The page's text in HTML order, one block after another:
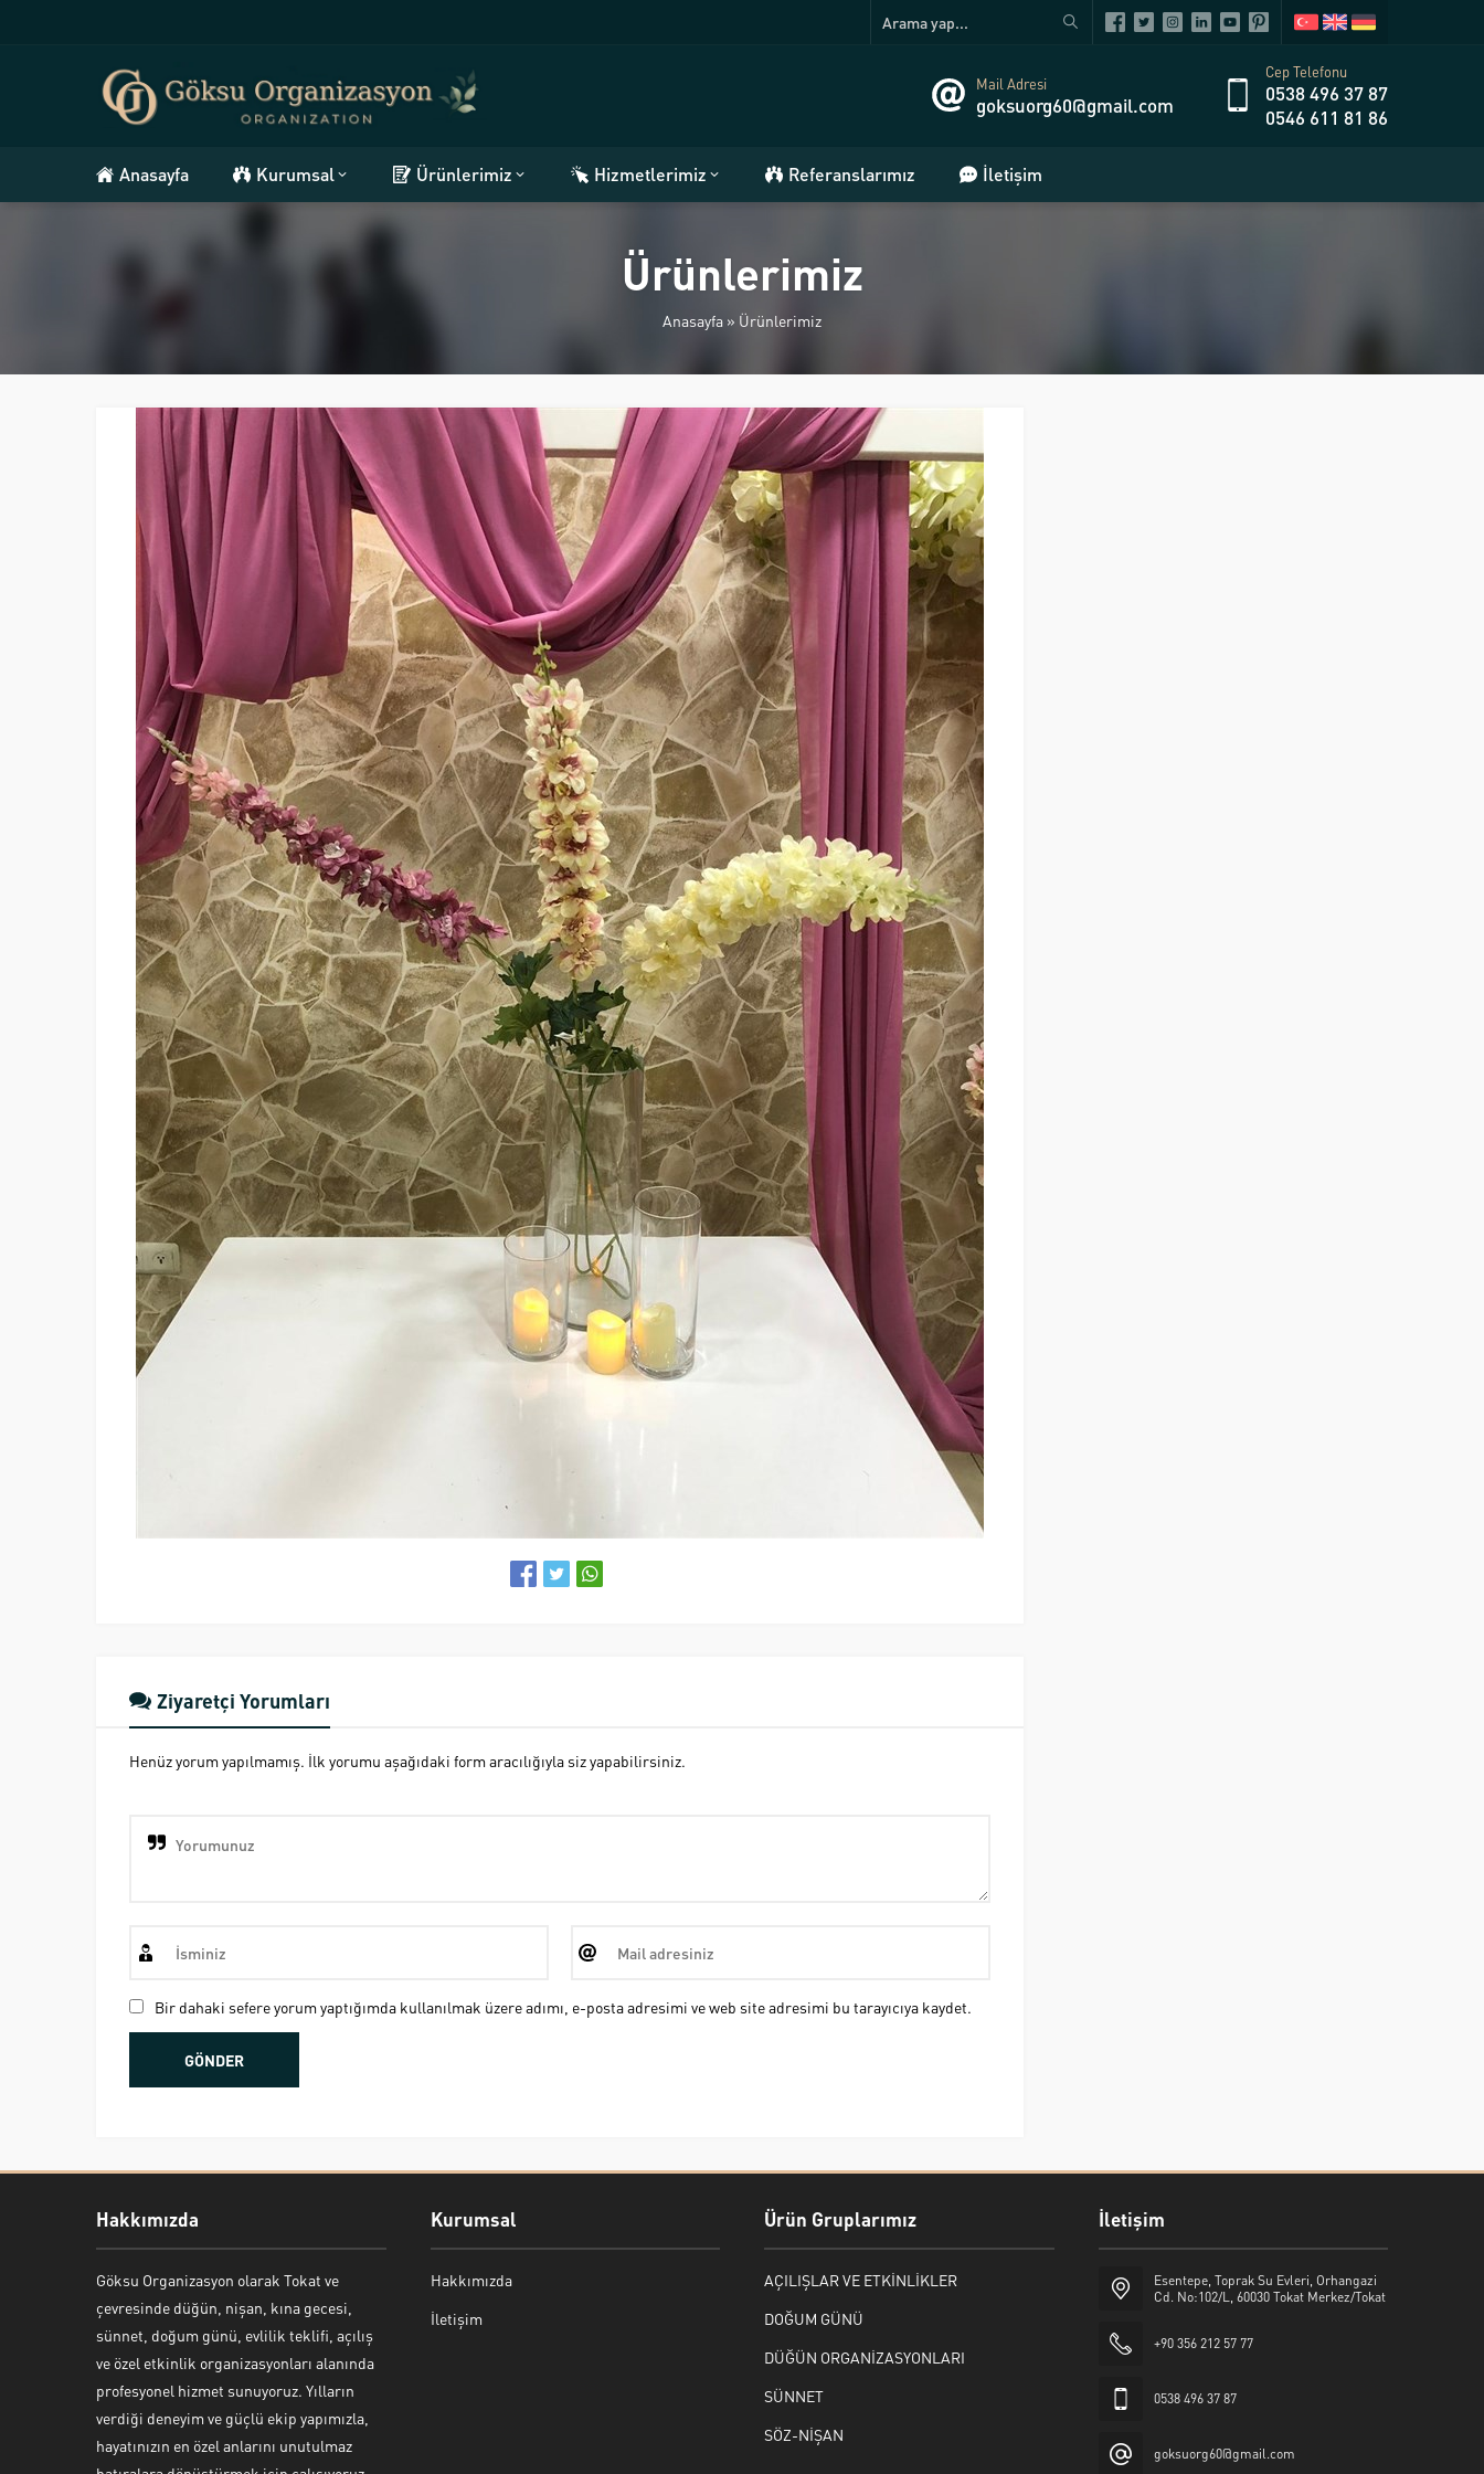
Mail Adresi
goksuorg60@gmail.com
Cep Telefonu
0538 496 37 87
0546 611 81 86
Anasayfa Kurumsal Ürünlerimiz Hizmetlerimiz Referanslarımız İletişim
Ürünlerimiz
Anasayfa » Ürünlerimiz
Ziyaretçi Yorumları
Henüz yorum yapılmamış. İlk yorumu aşağıdaki form aracılığıyla siz yapabilirsiniz.
Bir dahaki sefere yorum yaptığımda kullanılmak üzere adımı, e-posta adresimi ve web site adresimi bu tarayıcıya kaydet.
Hakkımızda
Göksu Organizasyon olarak Tokat ve
çevresinde düğün, nişan, kına gecesi,
sünnet, doğum günü, evlilik teklifi, açılış
ve özel etkinlik organizasyonları alanında
profesyonel hizmet sunuyoruz. Yılların
verdiği deneyim ve güçlü ekip yapımızla,
hayatınızın en özel anlarını unutulmaz
Kurumsal
Hakkımızda
İletişim
Ürün Gruplarımız
AÇILIŞLAR VE ETKİNLİKLER
DOĞUM GÜNÜ
DÜĞÜN ORGANİZASYONLARI
SÜNNET
SÖZ-NİŞAN
İletişim
Esentepe, Toprak Su Evleri, Orhangazi
Cd. No:102/L, 60030 Tokat Merkez/Tokat
+90 356 212 57 77
0538 496 37 87
goksuorg60@gmail.com
Bekir Kiper
Cevap Yaz